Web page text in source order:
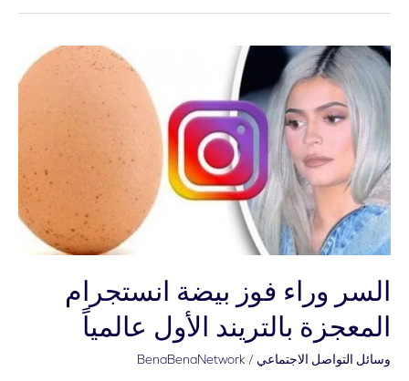
السر وراء فوز بيضة انستجرام
المعجزة بالتريند الأول عالمياً
وسائل التواصل الاجتماعي /
BenaBenaNetwork
السر
وراء
بيضة
انستجرام
المعجزة
بالتريند
الأول
عالمياً